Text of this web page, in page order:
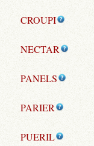
CROUPI
NECTAR
PANELS
PARIER
PUERIL